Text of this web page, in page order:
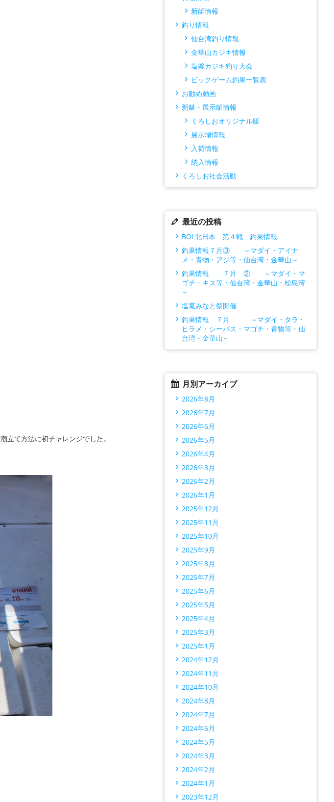
立て方法に初チャレンジでした。
新艇情報
釣り情報
仙台湾釣り情報
金華山カジキ情報
塩釜カジキ釣り大会
ビックゲーム釣果一覧表
お勧め動画
新艇・展示艇情報
くろしおオリジナル艇
展示場情報
入荷情報
納入情報
くろしお社会活動
最近の投稿
BOL北日本 第４戦 釣果情報
釣果情報７月③ ～マダイ・アイナ
メ・青物・アジ等・仙台湾・金華山～
釣果情報 ７月 ② ～マダイ・マ
ゴチ・キス等・仙台湾・金華山・松島湾
～
塩竃みなと祭開催
釣果情報 ７月 ～マダイ・タラ・
ヒラメ・シーバス・マゴチ・青物等・仙
台湾・金華山～
月別アーカイブ
2026年8月
2026年7月
2026年6月
2026年5月
2026年4月
2026年3月
2026年2月
2026年1月
2025年12月
2025年11月
2025年10月
2025年9月
2025年8月
2025年7月
2025年6月
2025年5月
2025年4月
2025年3月
2025年1月
2024年12月
2024年11月
2024年10月
2024年8月
2024年7月
2024年6月
2024年5月
2024年3月
2024年2月
2024年1月
2023年12月